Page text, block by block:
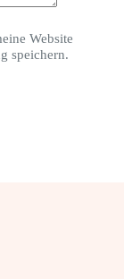
Website
speichern.